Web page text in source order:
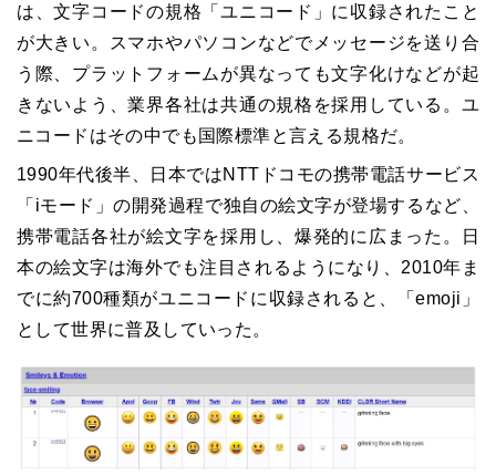
は、文字コードの規格「ユニコード」に収録されたこと
が大きい。スマホやパソコンなどでメッセージを送り合
う際、プラットフォームが異なっても文字化けなどが起
きないよう、業界各社は共通の規格を採用している。ユ
ニコードはその中でも国際標準と言える規格だ。
1990年代後半、日本ではNTTドコモの携帯電話サービス
「iモード」の開発過程で独自の絵文字が登場するなど、
携帯電話各社が絵文字を採用し、爆発的に広まった。日
本の絵文字は海外でも注目されるようになり、2010年ま
でに約700種類がユニコードに収録されると、「emoji」
として世界に普及していった。